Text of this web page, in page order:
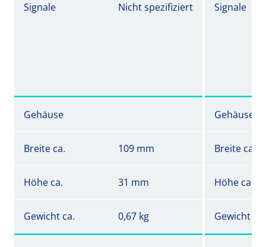
Signale Nicht spezifiziert Signale
Gehäuse Gehäuse
Breite ca. 109 mm Breite ca.
Höhe ca. 31 mm Höhe ca.
Gewicht ca. 0,67 kg Gewicht ca.